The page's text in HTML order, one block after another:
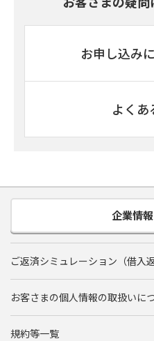
お申し込み
よくあ
企業情
ご返済シミュレーション（借入返
お客さまの個人情報の取扱いに
規約等一覧